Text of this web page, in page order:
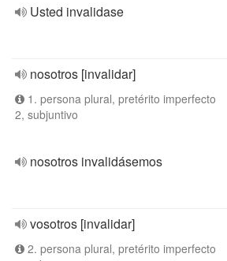
Usted invalidase
nosotros [invalidar]
1. persona plural, pretérito imperfecto
2, subjuntivo
nosotros invalidásemos
vosotros [invalidar]
2. persona plural, pretérito imperfecto